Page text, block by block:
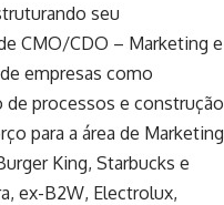
seu
CMO/CDO – Marketing e
empresas como
de processos e construção
para a área de Marketing
King, Starbucks e
ex-B2W, Electrolux,